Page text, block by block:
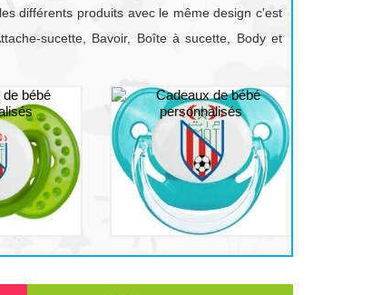
différents produits avec le même design c'est
sucette, Bavoir, Boîte à sucette, Body et
prev